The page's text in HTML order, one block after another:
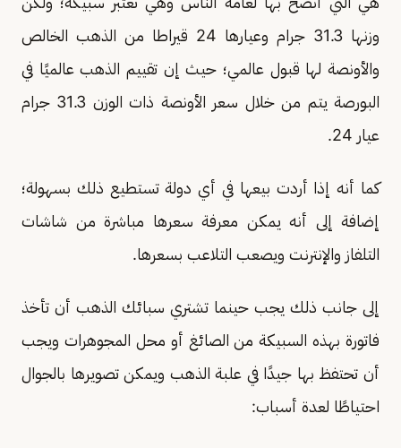
وزنها 31.3 جرام وعيارها 24 قيراطا من الذهب الخالص
والأونصة لها قبول عالمي؛ حيث إن تقييم الذهب عالميًا في
البورصة يتم من خلال سعر الأونصة ذات الوزن 31.3 جرام
عيار 24.
كما أنه إذا أردت بيعها في أي دولة تستطيع ذلك بسهولة؛
إضافة إلى أنه يمكن معرفة سعرها مباشرة من شاشات
التلفاز والإنترنت ويصعب التلاعب بسعرها.
إلى جانب ذلك يجب حينما تشتري سبائك الذهب أن تأخذ
فاتورة بهذه السبيكة من الصائغ أو محل المجوهرات ويجب
أن تحتفظ بها جيدًا في علبة الذهب ويمكن تصويرها بالجوال
احتياطًا لعدة أسباب: